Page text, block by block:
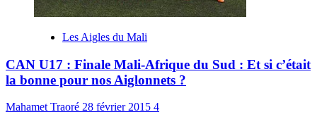
Les Aigles du Mali
CAN U17 : Finale Mali-Afrique du Sud : Et si c’était
la bonne pour nos Aiglonnets ?
Mahamet Traoré 28 février 2015 4